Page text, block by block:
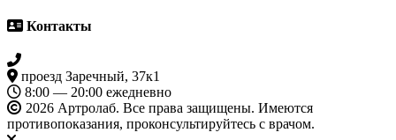
Контакты
проезд Заречный, 37к1
8:00 — 20:00 ежедневно
2026 Артролаб. Все права защищены. Имеются
противопоказания, проконсультируйтесь с врачом.